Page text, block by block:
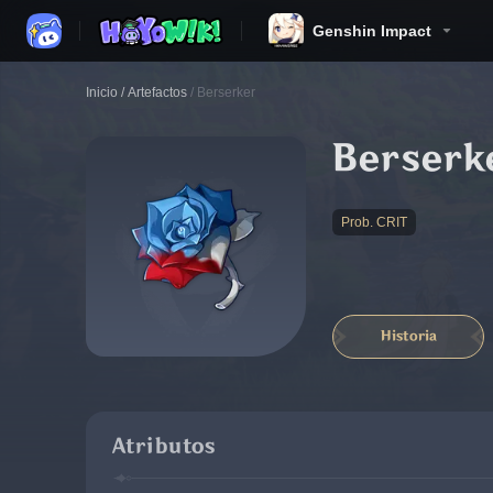
Genshin Impact
Inicio / Artefactos / Berserker
Prob. CRIT
Historia
Atributos